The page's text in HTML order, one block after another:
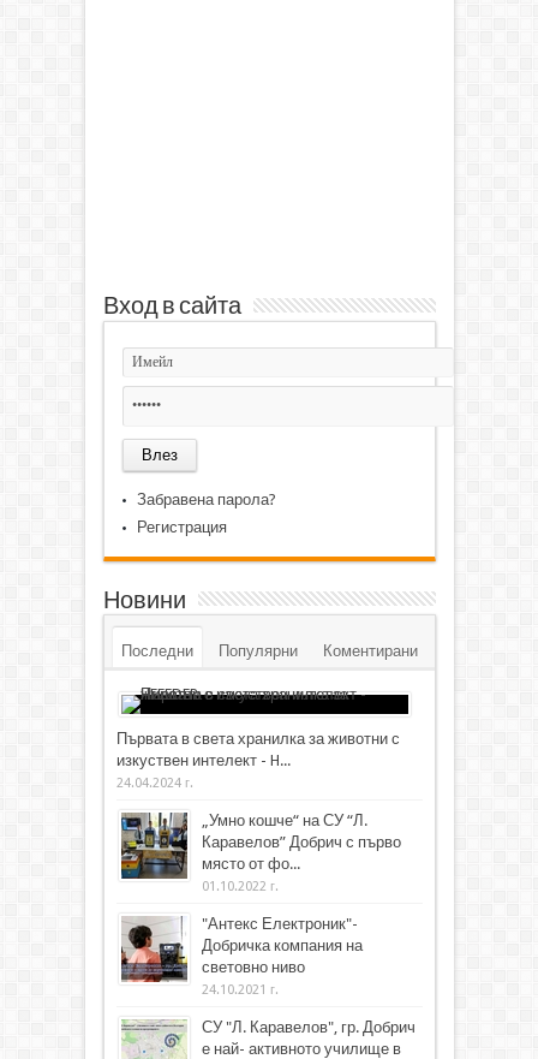
Вход в сайта
Забравена парола?
Регистрация
Новини
Последни Популярни Коментирани
Първата в света хранилка за животни с
изкуствен интелект - H...
24.04.2024 г.
„Умно кошче“ на СУ “Л.
Каравелов” Добрич с първо
място от фо...
01.10.2022 г.
"Антекс Електроник"-
Добричка компания на
световно ниво
24.10.2021 г.
СУ "Л. Каравелов", гр. Добрич
е най- активното училище в